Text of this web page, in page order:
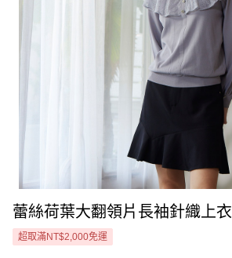
蕾絲荷葉大翻領片長袖針織上衣
超取滿NT$2,000免運